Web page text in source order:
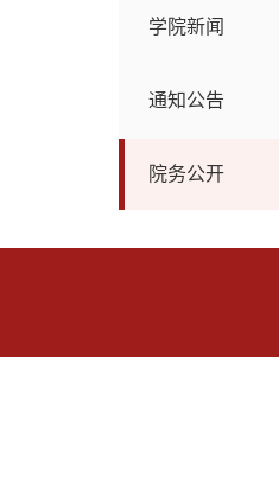
学院新闻
通知公告
院务公开